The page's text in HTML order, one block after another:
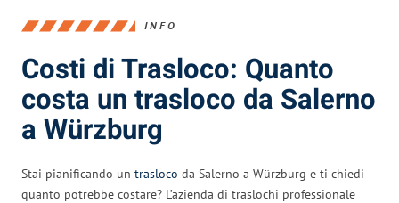
INFO
Costi di Trasloco: Quanto
costa un trasloco da Salerno
a Würzburg
Stai pianificando un trasloco da Salerno a Würzburg e ti chiedi
quanto potrebbe costare? L’azienda di traslochi professionale